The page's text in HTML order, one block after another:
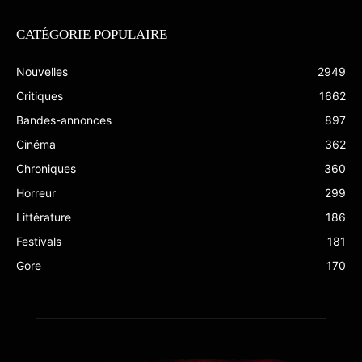
CATÉGORIE POPULAIRE
Nouvelles
2949
Critiques
1662
Bandes-annonces
897
Cinéma
362
Chroniques
360
Horreur
299
Littérature
186
Festivals
181
Gore
170